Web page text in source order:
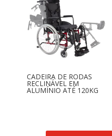
CADEIRA DE RODAS
RECLINÁVEL EM
ALUMÍNIO ATÉ 120KG